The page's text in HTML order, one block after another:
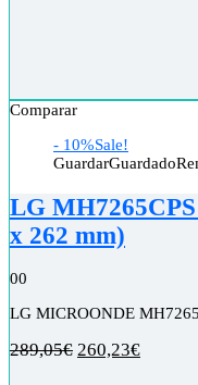
Comparar
- 10%Sale!
GuardarGuardado
LG
x 262 mm)
00
LG MICROONDE
289,05€ 260,23€